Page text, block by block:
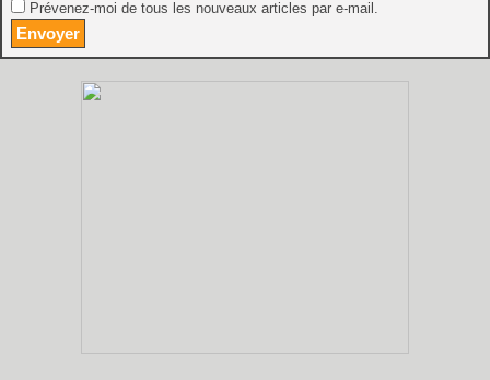
Prévenez-moi de tous les nouveaux articles par e-mail.